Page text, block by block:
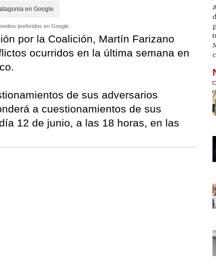
en Google
preferidos en Google.
por la Coalición, Martín Farizano
ocurridos en la última semana en
de sus adversarios
a cuestionamientos de sus
12 de junio, a las 18 horas, en las